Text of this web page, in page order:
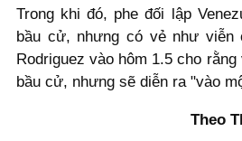
Trong khi đó, phe đối lập
bầu cử, nhưng có vẻ như viễn
Rodriguez vào hôm 1.5 cho
bầu cử, nhưng sẽ diễn ra "vào
Theo